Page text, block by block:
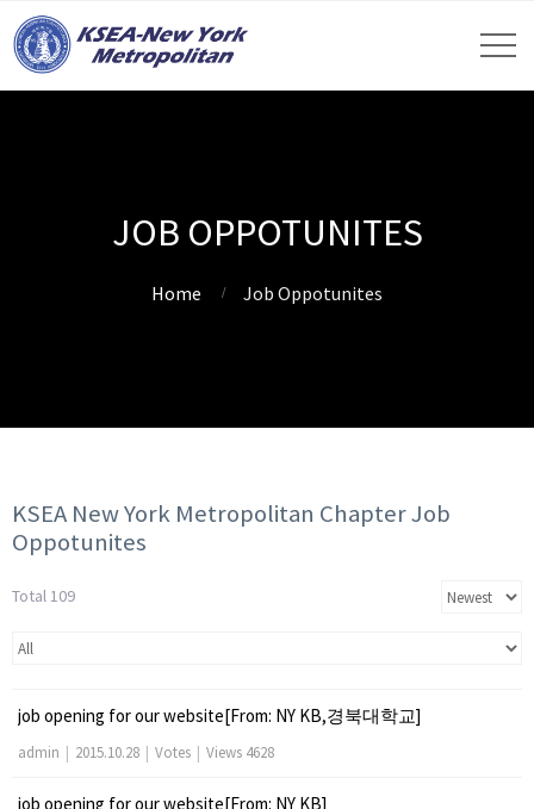
JOB OPPOTUNITES
Home Job Oppotunites
KSEA New York Metropolitan Chapter Job
Oppotunites
Total 109
job opening for our website[From: NY KB,경북대학교]
admin | 2015.10.28 | Votes | Views 4628
job opening for our website[From: NY KB]